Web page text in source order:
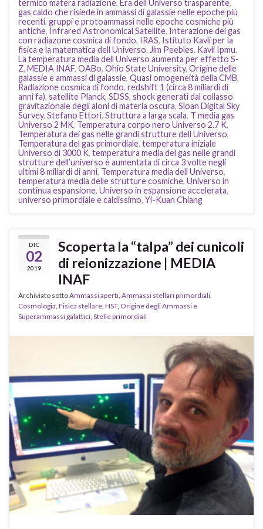
termico matera radiazione, Era dell Universo trasparente,
gas caldo che risiede in ammassi di galassie nelle epoche più
recenti, gruppi e protoammassi nelle epoche cosmiche più
antiche, Infrared Astronomical Satellite, Interazione dei gas
con radiazone cosmica di fondo, IRAS, Istituto Kavli per la
fisica e la matematica dell Universo, Jim Peebles, Kavli Ipmu,
La temperatura media dell Universo aumenta per effetto S-
Z, MEDIA INAF, OABo, Ohio State University, Origine delle
galassie e ammassi di galassie, Quasi omogeneità della CMB,
Radiazione cosmica di fondo, redshift 1 (circa 8 miliardi di
anni fa), satellite Planck, SDSS, shock generati dal collasso
gravitazionale degli aloni di materia oscura, Sloan Digital Sky
Survey, Stefano Ettori, Struttura a larga scala, T media gas
Universo 2 MK, Temperatura corpo nero Universo 2.7 K,
Temperatura dei gas nelle grandi strutture dell Universo,
Temperatura del gas primordiale, temperatura iniziale
Universo di 3000 K, temperatura media del gas nelle grandi
strutture dell’universo è aumentata di circa 3 volte negli
ultimi 8 miliardi di anni, Temperatura media dell Universo,
temperatura media delle strutture cosmiche, Universo in
continua espansione, Universo in espansione accelerata,
universo primordiale e caldissimo, Yi-Kuan Chiang
DIC
02
2019
Scoperta la “talpa” dei cunicoli
di reionizzazione | MEDIA
INAF
Archiviato sottoAmmassi aperti, Ammassi stellari primordiali,
Cosmologia, Fisica stellare, HST, Origine degli Ammassi e
Superammassi galattici, Stelle primordiali